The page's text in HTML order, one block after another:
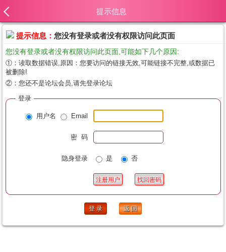
提示信息
提示信息： 您没有登录或者没有权限访问此页面
您没有登录或者没有权限访问此页面,可能如下几个原因:
①：读取数据错误,原因：您要访问的链接无效,可能链接不完整,或数据已
被删除!
②：您还不是论坛会员,请先登录论坛
登录
用户名 Email
密 码
隐身登录 是 否